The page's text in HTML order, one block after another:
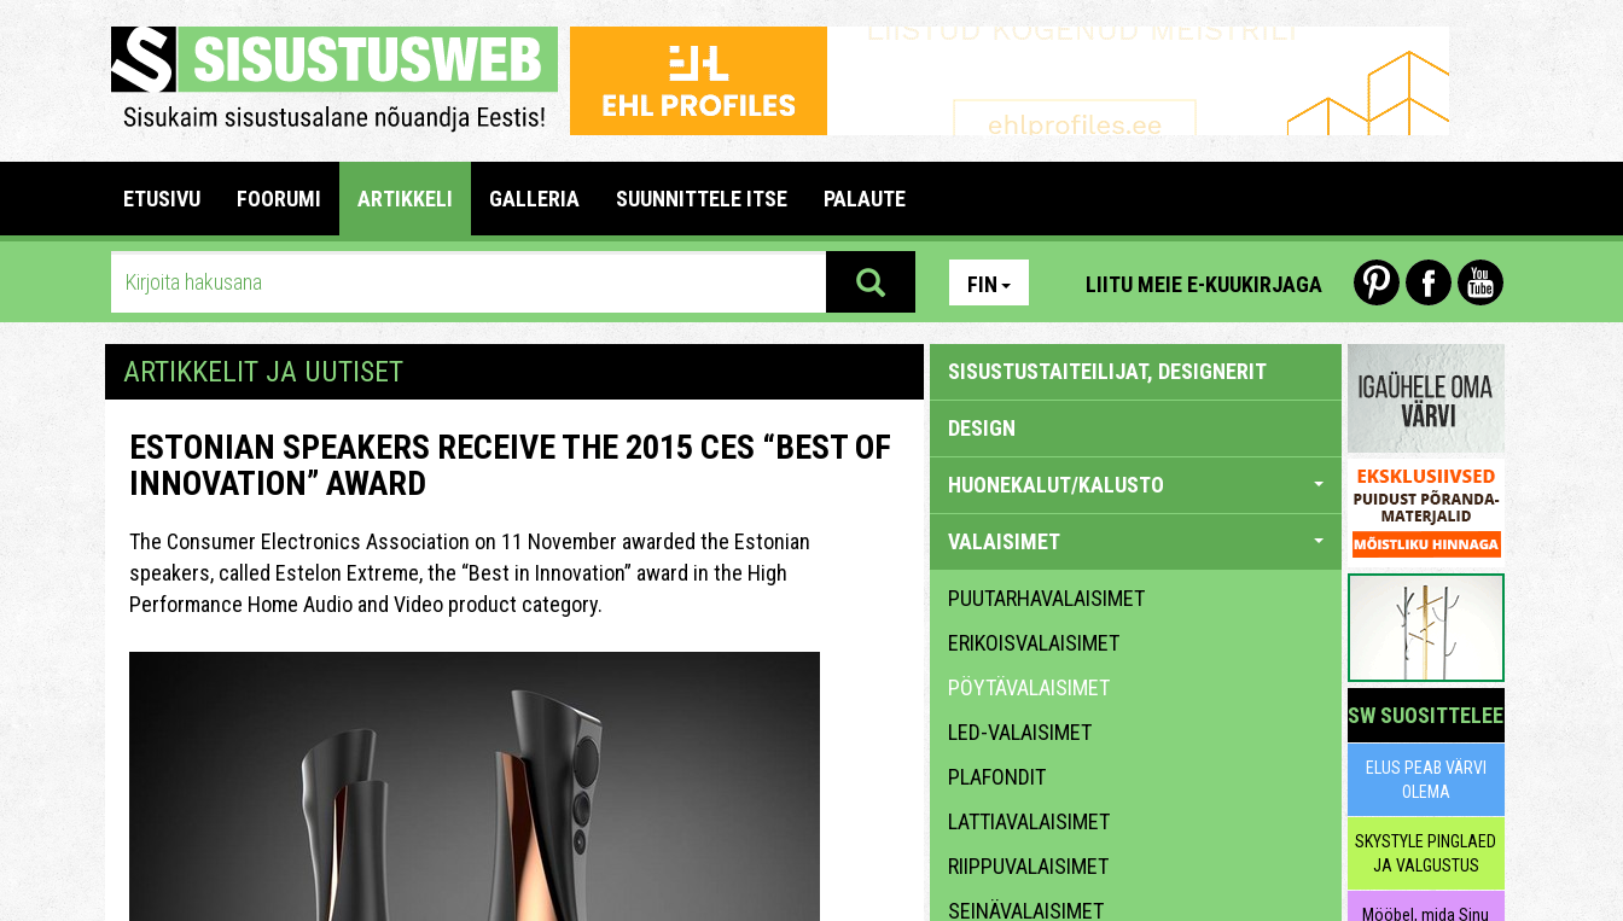
ETUSIVU FOORUMI ARTIKKELI GALLERIA SUUNNITTELE ITSE PALAUTE
FIN LIITU MEIE E-KUUKIRJAGA
ARTIKKELIT JA UUTISET
ESTONIAN SPEAKERS RECEIVE THE 2015 CES “BEST OF
INNOVATION” AWARD
The Consumer Electronics Association on 11 November awarded the Estonian
speakers, called Estelon Extreme, the “Best in Innovation” award in the High
Performance Home Audio and Video product category.
SISUSTUSTAITEILIJAT, DESIGNERIT
DESIGN
HUONEKALUT/KALUSTO
VALAISIMET
PUUTARHAVALAISIMET
ERIKOISVALAISIMET
PÖYTÄVALAISIMET
LED-VALAISIMET
PLAFONDIT
LATTIAVALAISIMET
RIIPPUVALAISIMET
SEINÄVALAISIMET
SW SUOSITTELEE
ELUS PEAB VÄRVI
OLEMA
SKYSTYLE PINGLAED
JA VALGUSTUS
Mööbel, mida Sinu